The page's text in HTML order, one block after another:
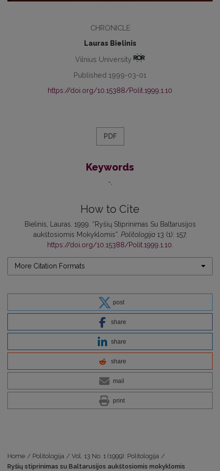
CHRONICLE
Lauras Bielinis
Vilnius University
Published 1999-03-01
https://doi.org/10.15388/Polit.1999.1.10
PDF
Keywords
-
How to Cite
Bielinis, Lauras. 1999. “Ryšių Stiprinimas Su Baltarusijos
aukštosiomis Mokyklomis”. Politologija13 (1): 157.
https://doi.org/10.15388/Polit.1999.1.10
More Citation Formats
post
share
share
share
mail
print
Home / Politologija / Vol. 13 No. 1 (1999): Politologija /
Ryšių stiprinimas su Baltarusijos aukštosiomis mokyklomis